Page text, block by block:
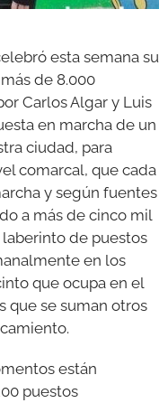
esta semana su
de 8.000
Carlos Algar y Luis
en marcha de un
ciudad, para
comarcal, que cada
y según fuentes
a más de cinco mil
de puestos
en los
que ocupa en el
que se suman otros
están
puestos